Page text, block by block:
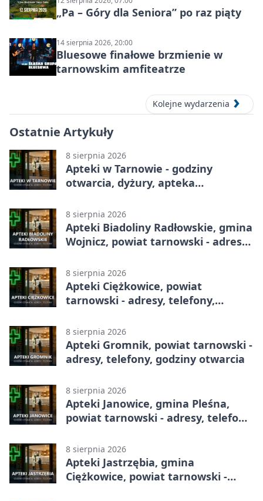
„Pa – Góry dla Seniora” po raz piąty
14 sierpnia 2026, 20:00
Bluesowe finałowe brzmienie w
tarnowskim amfiteatrze
Kolejne wydarzenia
Ostatnie Artykuły
8 sierpnia 2026
Apteki w Tarnowie - godziny
otwarcia, dyżury, apteka
8 sierpnia 2026
Apteki Biadoliny Radłowskie, gmina
Wojnicz, powiat tarnowski - adresy,
8 sierpnia 2026
Apteki Ciężkowice, powiat
tarnowski - adresy, telefony,
8 sierpnia 2026
Apteki Gromnik, powiat tarnowski -
adresy, telefony, godziny otwarcia
8 sierpnia 2026
Apteki Janowice, gmina Pleśna,
powiat tarnowski - adresy, telefony,
8 sierpnia 2026
Apteki Jastrzębia, gmina
Ciężkowice, powiat tarnowski -